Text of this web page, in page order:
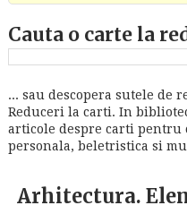
Cauta o carte la
... sau descopera sutele de
Reduceri la carti. In
articole despre carti pentru
personala, beletristica si
Arhitectura.